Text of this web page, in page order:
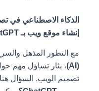
الذكاء الاصطناعي في
إنشاء موقع ويب بـ ChatGPT؟
مع التطور المذهل
، يثار تساؤل مهم حول
تصميم الويب. السؤال هنا